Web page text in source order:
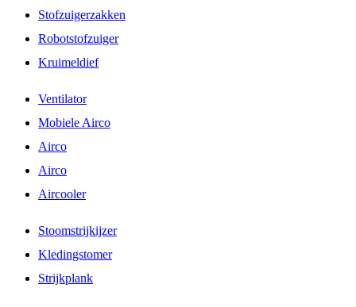
Stofzuigerzakken
Robotstofzuiger
Kruimeldief
Ventilator
Mobiele Airco
Airco
Airco
Aircooler
Stoomstrijkijzer
Kledingstomer
Strijkplank